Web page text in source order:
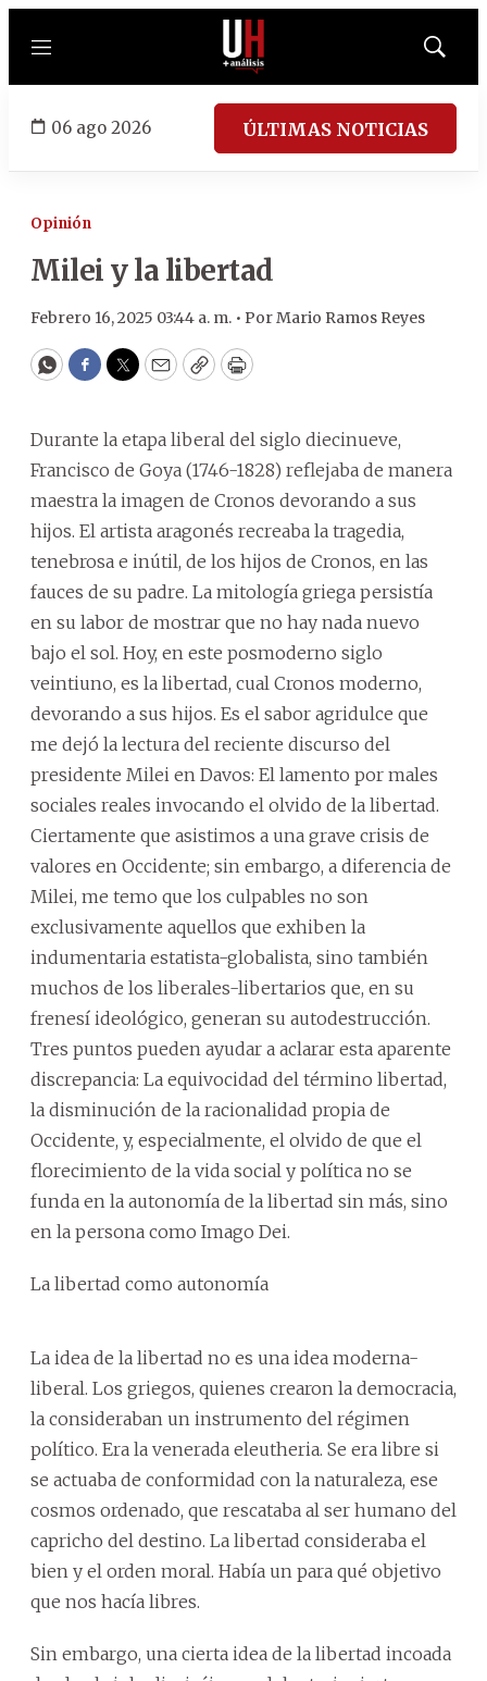
Menú
Mostrar
06 ago 2026 ÚLTIMAS NOTICIAS
Opinión
Milei y la libertad
Febrero 16, 2025 03:44 a. m. • PorMario Ramos Reyes
WhatsApp
Facebook
Twitter
EmailCopyPrint
Durante la etapa liberal del siglo diecinueve,
Francisco de Goya (1746-1828) reflejaba de manera
maestra la imagen de Cronos devorando a sus
hijos. El artista aragonés recreaba la tragedia,
tenebrosa e inútil, de los hijos de Cronos, en las
fauces de su padre. La mitología griega persistía
en su labor de mostrar que no hay nada nuevo
bajo el sol. Hoy, en este posmoderno siglo
veintiuno, es la libertad, cual Cronos moderno,
devorando a sus hijos. Es el sabor agridulce que
me dejó la lectura del reciente discurso del
presidente Milei en Davos: El lamento por males
sociales reales invocando el olvido de la libertad.
Ciertamente que asistimos a una grave crisis de
valores en Occidente; sin embargo, a diferencia de
Milei, me temo que los culpables no son
exclusivamente aquellos que exhiben la
indumentaria estatista-globalista, sino también
muchos de los liberales-libertarios que, en su
frenesí ideológico, generan su autodestrucción.
Tres puntos pueden ayudar a aclarar esta aparente
discrepancia: La equivocidad del término libertad,
la disminución de la racionalidad propia de
Occidente, y, especialmente, el olvido de que el
florecimiento de la vida social y política no se
funda en la autonomía de la libertad sin más, sino
en la persona como Imago Dei.
La libertad como autonomía
La idea de la libertad no es una idea moderna-
liberal. Los griegos, quienes crearon la democracia,
la consideraban un instrumento del régimen
político. Era la venerada eleutheria. Se era libre si
se actuaba de conformidad con la naturaleza, ese
cosmos ordenado, que rescataba al ser humano del
capricho del destino. La libertad consideraba el
bien y el orden moral. Había un para qué objetivo
que nos hacía libres.
Sin embargo, una cierta idea de la libertad incoada